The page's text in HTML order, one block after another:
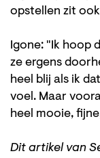
opstellen zit
Igone: "Ik hoop
ze ergens
heel blij als ik
voel. Maar
heel mooie,
Dit artikel van